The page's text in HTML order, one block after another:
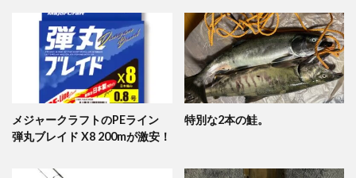
メジャークラフトのPEライン
弾丸ブレイド X8 200mが激安！
特別な2本の鮭。